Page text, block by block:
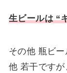
生ビールは “
その他 瓶ビー
他 若干です